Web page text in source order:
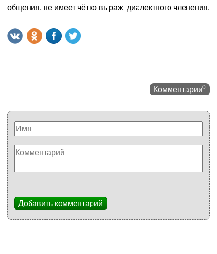
общения, не имеет чётко выраж. диалектного членения.
Комментарии0
Добавить комментарий